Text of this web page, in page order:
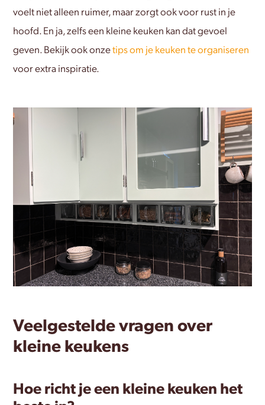
voelt niet alleen ruimer, maar zorgt ook voor rust in je
hoofd. En ja, zelfs een kleine keuken kan dat gevoel
geven. Bekijk ook onzetips om je keuken te organiseren
voor extra inspiratie.
Veelgestelde vragen over
kleine keukens
Hoe richt je een kleine keuken het